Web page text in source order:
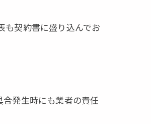
も契約書に盛り込んでお
発生時にも業者の責任